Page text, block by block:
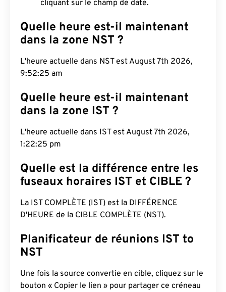
cliquant sur le champ de date.
Quelle heure est-il maintenant
dans la zone NST ?
L'heure actuelle dans NST est August 7th 2026,
9:52:26 am
Quelle heure est-il maintenant
dans la zone IST ?
L'heure actuelle dans IST est August 7th 2026,
1:22:26 pm
Quelle est la différence entre les
fuseaux horaires IST et CIBLE ?
La IST COMPLÈTE (IST) est la DIFFÉRENCE
D'HEURE de la CIBLE COMPLÈTE (NST).
Planificateur de réunions IST to
NST
Une fois la source convertie en cible, cliquez sur le
bouton « Copier le lien » pour partager ce créneau